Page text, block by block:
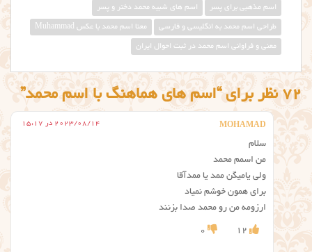
اسم مذهبی برای پسر اسم های شبیه محمد دختر و پسر
طراحی اسم محمد به انگلیسی و فارسی معنا اسم محمد با عکس Muhammad
معنی و فراوانی اسم محمد در ثبت احوال ایران
72 نظر برای “اسم های هماهنگ با اسم محمد”
MOHAMAD 2023/08/14 در 15:17
سلام
من اسمم محمد
ولی یامیگن ممد یا ممدآقا
برای همون خوشم نمیاد
ارزومه من رو محمد صدا بزنند
12
0